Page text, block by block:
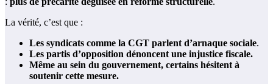
La vérité, c’est que :
Les syndicats comme la CGT parlent d’arnaque sociale.
Les partis d’opposition dénoncent une injustice fiscale.
Même au sein du gouvernement, certains hésitent à
soutenir cette mesure.